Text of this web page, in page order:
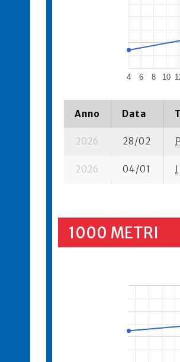
4 6 8 10
Anno Data
2026 28/02
2026 04/01 I
1000 METRI